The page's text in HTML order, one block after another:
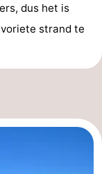
dus het is
strand te